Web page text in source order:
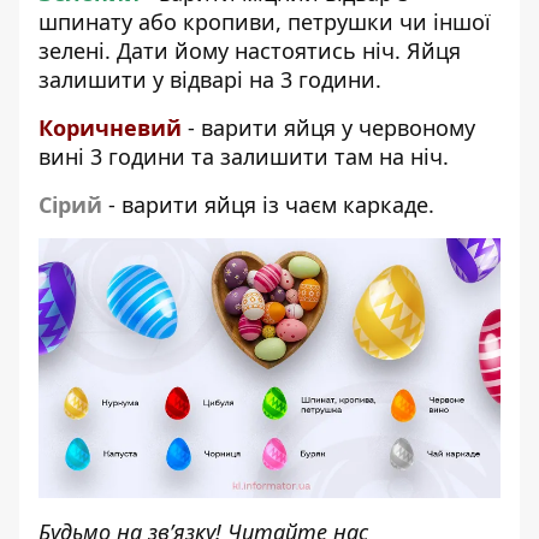
шпинату або кропиви, петрушки чи іншої
зелені. Дати йому настоятись ніч. Яйця
залишити у відварі на 3 години.
Коричневий - варити яйця у червоному
вині 3 години та залишити там на ніч.
Сірий - варити яйця із чаєм каркаде.
Будьмо на зв’язку! Читайте нас